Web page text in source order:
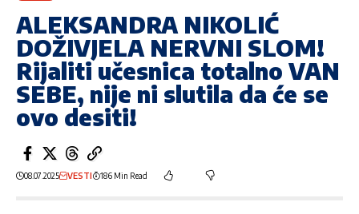
ALEKSANDRA NIKOLIĆ
DOŽIVJELA NERVNI SLOM!
Rijaliti učesnica totalno VAN
SEBE, nije ni slutila da će se
ovo desiti!
08.07.2025 VESTI 186 Min Read